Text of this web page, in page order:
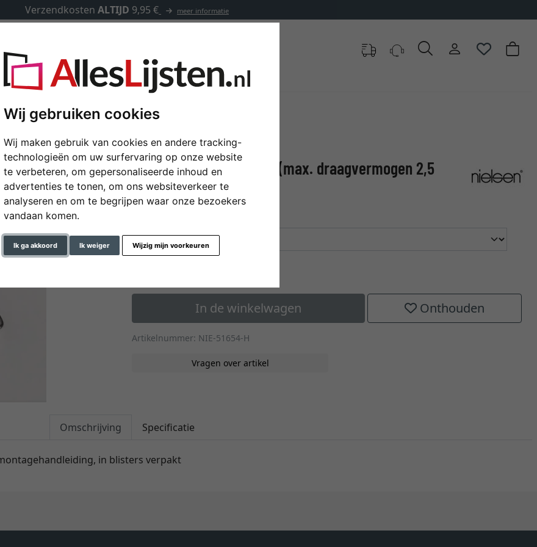
Wij gebruiken cookies
Wij maken gebruik van cookies en andere tracking-
technologieën om uw surfervaring op onze website
te verbeteren, om gepersonaliseerde inhoud en
advertenties te tonen, om ons websiteverkeer te
analyseren en om te begrijpen waar onze bezoekers
vandaan komen.
Ik ga akkoord Ik weiger Wijzig mijn voorkeuren
Verzendkosten ALTIJD 9,95 € meer informatie
Lijsten op maat Passe-partouts Toebehoren
hoeken (max. draagvermogen 2,5 kg)
50 stukken Mini-hoeken (max. draagvermogen 2,5
kg)
formaat
In de winkelwagen Onthouden
Artikelnummer: NIE-51654-H
Vragen over artikel
Omschrijving Specificatie
in blisters verpakt